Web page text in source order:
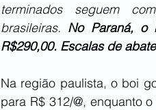
terminados seguem
brasileiras. No Paraná, o
R$290,00. Escalas de
Na região paulista, o boi
para R$ 312/@, enquanto